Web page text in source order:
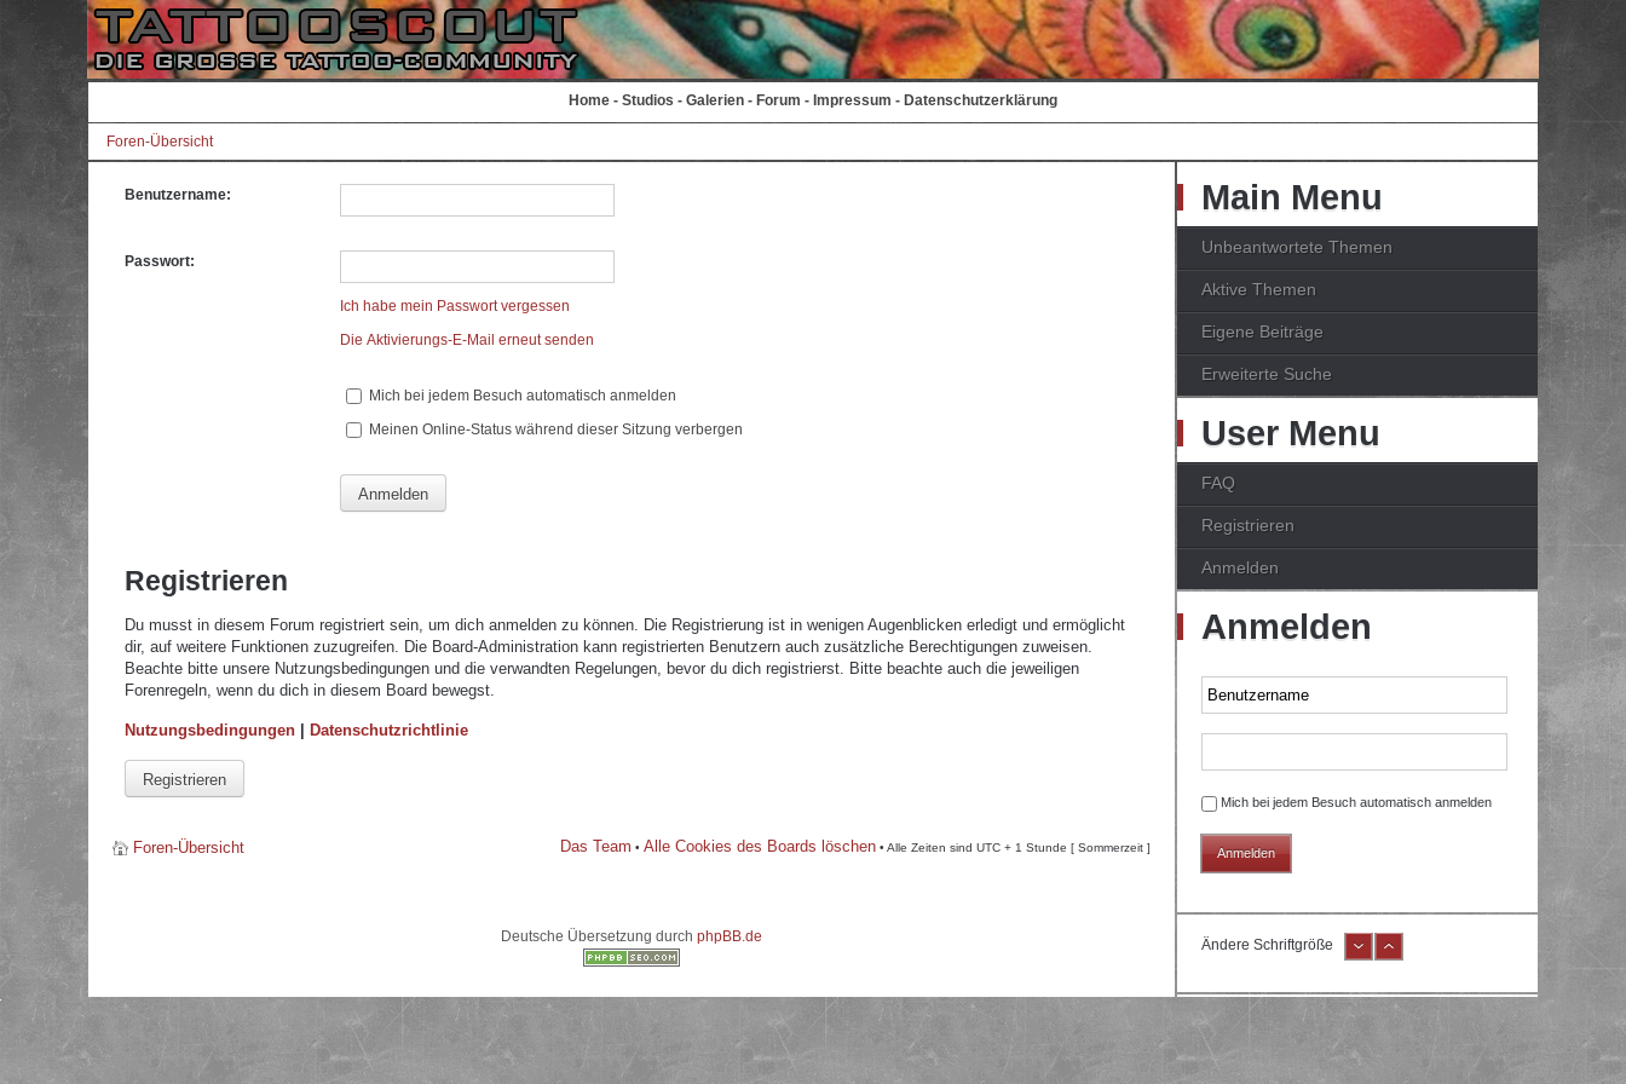
Home - Studios - Galerien - Forum - Impressum - Datenschutzerklärung
Foren-Übersicht
Benutzername:
Passwort:
Ich habe mein Passwort vergessen
Die Aktivierungs-E-Mail erneut senden
Mich bei jedem Besuch automatisch anmelden
Meinen Online-Status während dieser Sitzung verbergen
Registrieren
Du musst in diesem Forum registriert sein, um dich anmelden zu können. Die Registrierung ist in wenigen Augenblicken erledigt und ermöglicht
dir, auf weitere Funktionen zuzugreifen. Die Board-Administration kann registrierten Benutzern auch zusätzliche Berechtigungen zuweisen.
Beachte bitte unsere Nutzungsbedingungen und die verwandten Regelungen, bevor du dich registrierst. Bitte beachte auch die jeweiligen
Forenregeln, wenn du dich in diesem Board bewegst.
Nutzungsbedingungen | Datenschutzrichtlinie
Registrieren
Foren-Übersicht Das Team • Alle Cookies des Boards löschen • Alle Zeiten sind UTC + 1 Stunde [ Sommerzeit ]
Deutsche Übersetzung durch phpBB.de
Main Menu
Unbeantwortete Themen
Aktive Themen
Eigene Beiträge
Erweiterte Suche
User Menu
FAQ
Registrieren
Anmelden
Anmelden
Mich bei jedem Besuch automatisch anmelden
Ändere Schriftgröße